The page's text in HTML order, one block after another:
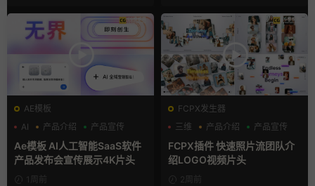
AE模板
AI
产品介绍 产品宣传
Ae模板 AI人工智能SaaS软件
产品发布会宣传展示4K片头
1周前
FCPX发生器
三维
产品介绍 产品宣传
FCPX插件 快速照片流团队介
绍LOGO视频片头
2周前